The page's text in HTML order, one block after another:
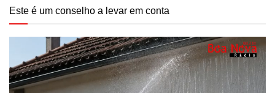
Este é um conselho a levar em conta